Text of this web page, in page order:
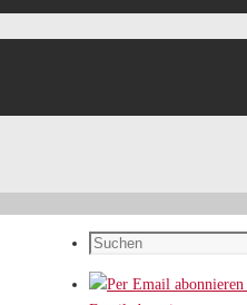
Suchen
nach: